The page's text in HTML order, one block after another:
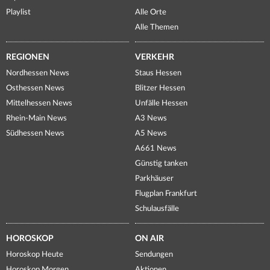
Playlist
Alle Orte
Alle Themen
REGIONEN
Nordhessen News
Osthessen News
Mittelhessen News
Rhein-Main News
Südhessen News
VERKEHR
Staus Hessen
Blitzer Hessen
Unfälle Hessen
A3 News
A5 News
A661 News
Günstig tanken
Parkhäuser
Flugplan Frankfurt
Schulausfälle
HOROSKOP
Horoskop Heute
ON AIR
Sendungen